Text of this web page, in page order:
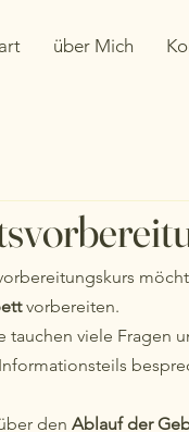
über Mich
vorbereiten.
tauchen viele Fragen
den Ablauf der